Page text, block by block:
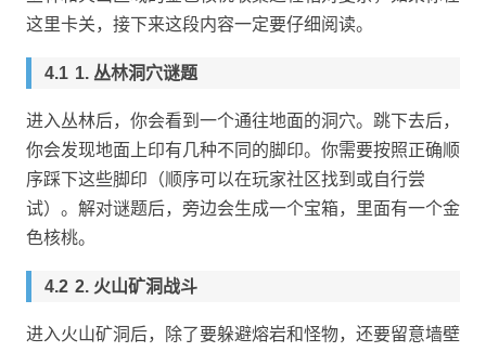
这里卡关，接下来这段内容一定要仔细阅读。
1. 丛林洞穴谜题
进入丛林后，你会看到一个通往地面的洞穴。跳下去后，
你会发现地面上印有几种不同的脚印。你需要按照正确顺
序踩下这些脚印（顺序可以在玩家社区找到或自行尝
试）。解对谜题后，旁边会生成一个宝箱，里面有一个金
色核桃。
2. 火山矿洞战斗
进入火山矿洞后，除了要躲避熔岩和怪物，还要留意墙壁